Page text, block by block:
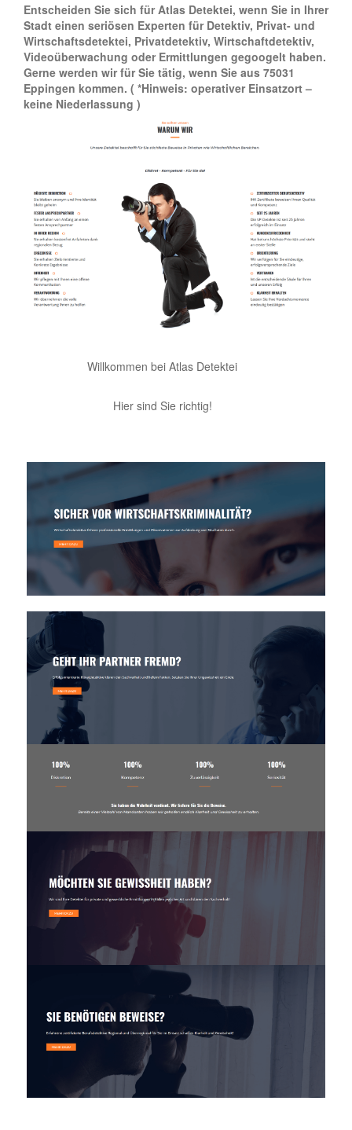
Entscheiden Sie sich für Atlas Detektei, wenn Sie in Ihrer
Stadt einen seriösen Experten für Detektiv, Privat- und
Wirtschaftsdetektei, Privatdetektiv, Wirtschaftdetektiv,
Videoüberwachung oder Ermittlungen gegoogelt haben.
Gerne werden wir für Sie tätig, wenn Sie aus 75031
Eppingen kommen. ( *Hinweis: operativer Einsatzort –
keine Niederlassung )
Willkommen bei Atlas Detektei
Hier sind Sie richtig!